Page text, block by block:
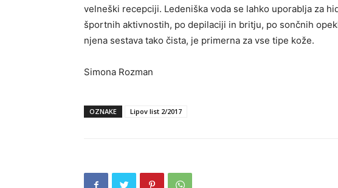
velneški recepciji. Ledeniška voda se lahko uporablja za
športnih aktivnostih, po depilaciji in britju, po sončnih
njena sestava tako čista, je primerna za vse tipe kože.
Simona Rozman
OZNAKE Lipov list 2/2017